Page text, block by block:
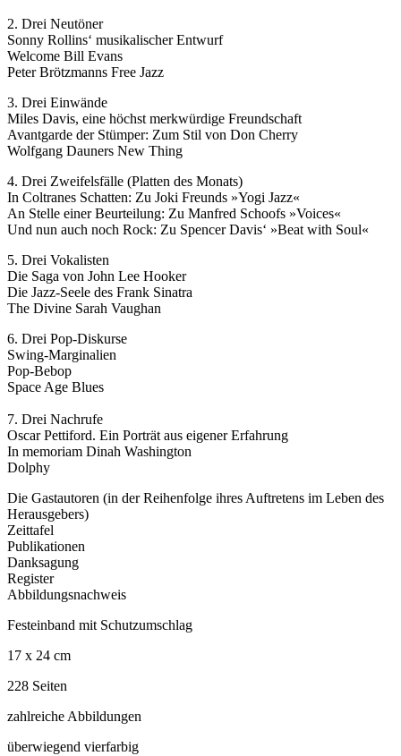
2. Drei Neutöner
Sonny Rollins‘ musikalischer Entwurf
Welcome Bill Evans
Peter Brötzmanns Free Jazz
3. Drei Einwände
Miles Davis, eine höchst merkwürdige Freundschaft
Avantgarde der Stümper: Zum Stil von Don Cherry
Wolfgang Dauners New Thing
4. Drei Zweifelsfälle (Platten des Monats)
In Coltranes Schatten: Zu Joki Freunds »Yogi Jazz«
An Stelle einer Beurteilung: Zu Manfred Schoofs »Voices«
Und nun auch noch Rock: Zu Spencer Davis‘ »Beat with Soul«
5. Drei Vokalisten
Die Saga von John Lee Hooker
Die Jazz-Seele des Frank Sinatra
The Divine Sarah Vaughan
6. Drei Pop-Diskurse
Swing-Marginalien
Pop-Bebop
Space Age Blues
7. Drei Nachrufe
Oscar Pettiford. Ein Porträt aus eigener Erfahrung
In memoriam Dinah Washington
Dolphy
Die Gastautoren (in der Reihenfolge ihres Auftretens im Leben des
Herausgebers)
Zeittafel
Publikationen
Danksagung
Register
Abbildungsnachweis
Festeinband mit Schutzumschlag
17 x 24 cm
228 Seiten
zahlreiche Abbildungen
überwiegend vierfarbig